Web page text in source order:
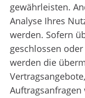
gewährleisten.
Analyse Ihres
werden. Sofern
geschlossen
werden die
Auftragsanfragen